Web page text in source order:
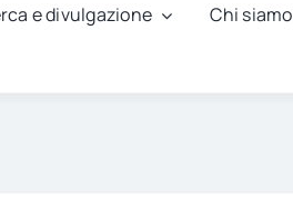
e divulgazione Chi siamo